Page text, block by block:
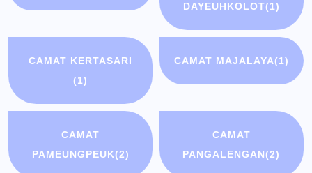
DAYEUHKOLOT(1)
CAMAT KERTASARI
(1)
CAMAT MAJALAYA(1)
CAMAT
PAMEUNGPEUK(2)
CAMAT
PANGALENGAN(2)